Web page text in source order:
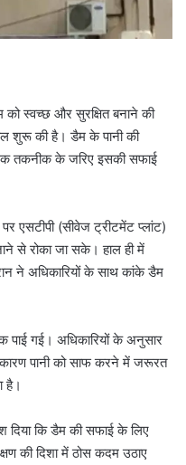
स्वच्छ और सुरक्षित बनाने की
शुरू की है। डैम के पानी की
तकनीक के जरिए इसकी सफाई
एसटीपी (सीवेज ट्रीटमेंट प्लांट)
से रोका जा सके। हाल ही में
ने अधिकारियों के साथ कांके डैम
पाई गई। अधिकारियों के अनुसार
पानी को साफ करने में जरूरत
है।
दिया कि डैम की सफाई के लिए
की दिशा में ठोस कदम उठाए